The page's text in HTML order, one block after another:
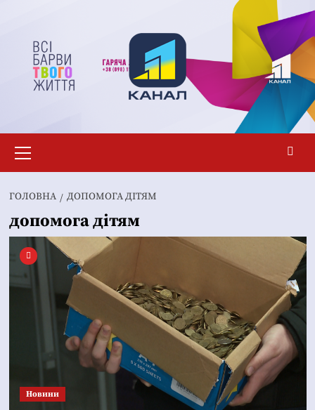
вмісту
меню
ГОЛОВНА ДОПОМОГА ДІТЯМ
допомога дітям
Новини